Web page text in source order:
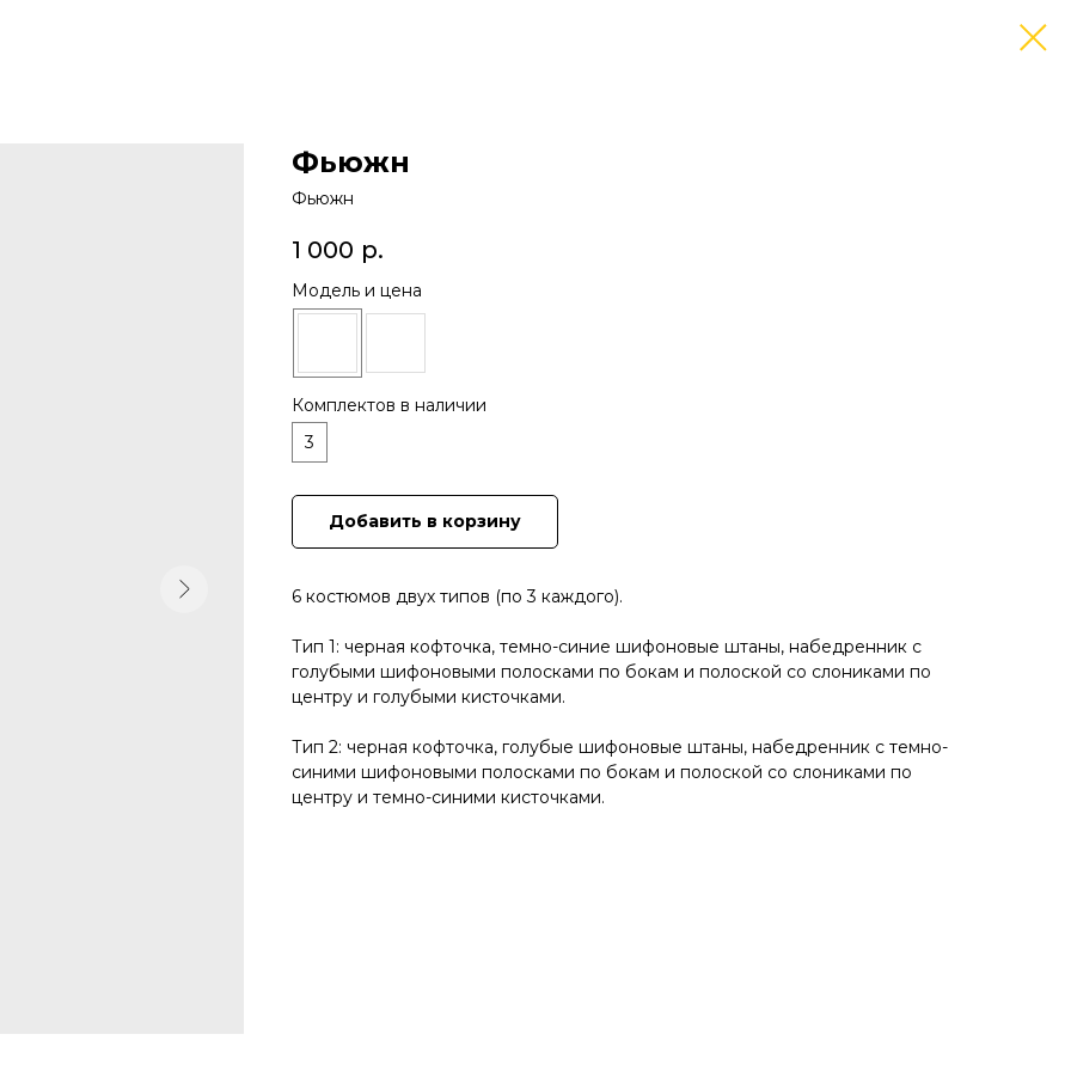
Фьюжн
Фьюжн
1 000 р.
Модель и цена
Комплектов в наличии
3
Добавить в корзину
6 костюмов двух типов (по 3 каждого).
Тип 1: черная кофточка, темно-синие шифоновые штаны, набедренник с
голубыми шифоновыми полосками по бокам и полоской со слониками по
центру и голубыми кисточками.
Тип 2: черная кофточка, голубые шифоновые штаны, набедренник с темно-
синими шифоновыми полосками по бокам и полоской со слониками по
центру и темно-синими кисточками.